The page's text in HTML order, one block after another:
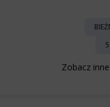
Zobacz